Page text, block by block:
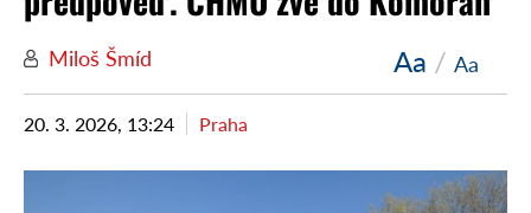
Miloš Šmíd Aa / Aa
20. 3. 2026, 13:24 Praha